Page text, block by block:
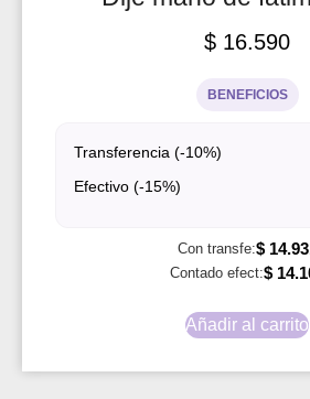
$ 16.590
BENEFICIOS
Transferencia (-10%)
Efectivo (-15%)
Con transfe:$
Contado efect:$
Añadir al carrito